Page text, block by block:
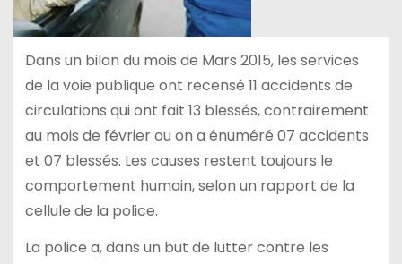
Dans un bilan du mois de Mars 2015, les services
de la voie publique ont recensé 11 accidents de
circulations qui ont fait 13 blessés, contrairement
au mois de février ou on a énuméré 07 accidents
et 07 blessés. Les causes restent toujours le
comportement humain, selon un rapport de la
cellule de la police.
La police a, dans un but de lutter contre les